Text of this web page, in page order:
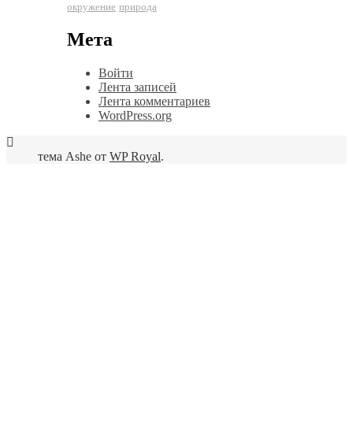
окружение природа
Мета
Войти
Лента записей
Лента комментариев
WordPress.org
тема Ashe от WP Royal.